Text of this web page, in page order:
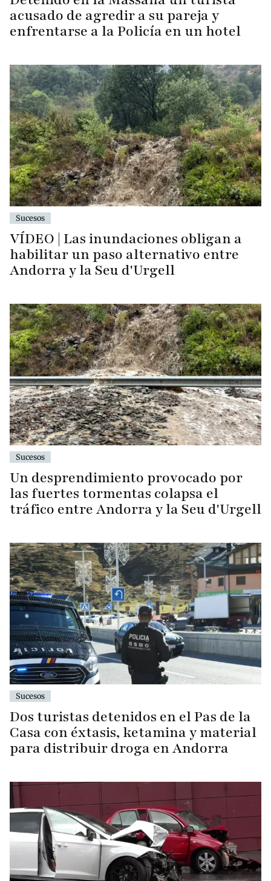
acusado de agredir a su pareja y
enfrentarse a la Policía en un hotel
Sucesos
VÍDEO | Las inundaciones obligan a
habilitar un paso alternativo entre
Andorra y la Seu d'Urgell
Sucesos
Un desprendimiento provocado por
las fuertes tormentas colapsa el
tráfico entre Andorra y la Seu d'Urgell
Sucesos
Dos turistas detenidos en el Pas de la
Casa con éxtasis, ketamina y material
para distribuir droga en Andorra